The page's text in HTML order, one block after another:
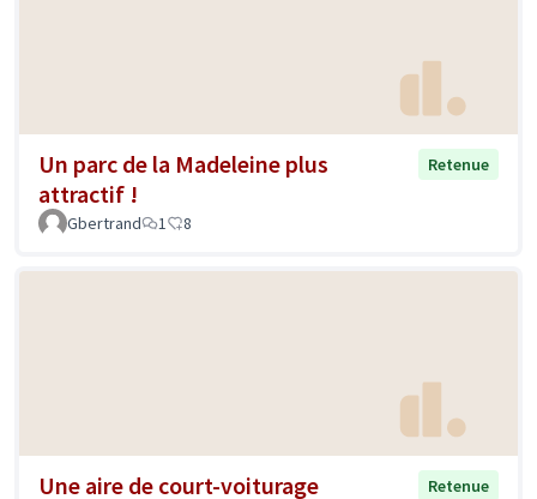
Un parc de la Madeleine plus
attractif !
Retenue
Gbertrand 1 8
Une aire de court-voiturage Retenue